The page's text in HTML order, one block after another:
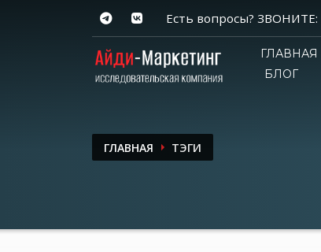
Есть вопросы? ЗВОНИТЕ:
ГЛАВНАЯ
БЛОГ
ГЛАВНАЯ ТЭГИ